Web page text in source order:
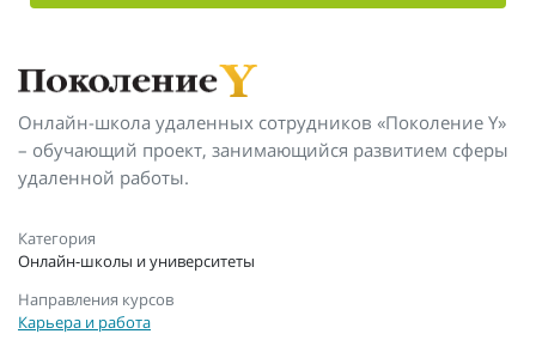
Онлайн-школа удаленных сотрудников «Поколение Y»
– обучающий проект, занимающийся развитием сферы
удаленной работы.
Категория
Онлайн-школы и университеты
Направления курсов
Карьера и работа